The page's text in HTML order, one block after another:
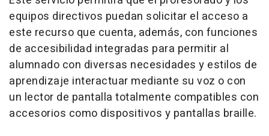
equipos directivos puedan solicitar el acceso a
este recurso que cuenta, además, con funciones
de accesibilidad integradas para permitir al
alumnado con diversas necesidades y estilos de
aprendizaje interactuar mediante su voz o con
un lector de pantalla totalmente compatibles con
accesorios como dispositivos y pantallas braille.